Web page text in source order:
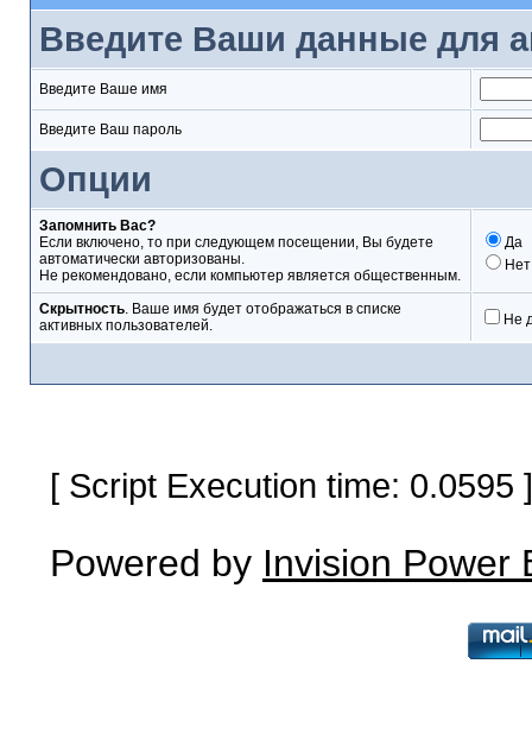
Введите Ваши данные для
Введите Ваше имя
Введите Ваш пароль
Опции
Запомнить Вас?
Если включено, то при следующем посещении, Вы будете
автоматически авторизованы.
Не рекомендовано, если компьютер является общественным.
Да
Нет
Скрытность. Ваше имя будет отображаться в списке
активных пользователей.
Не
[ Script Execution time:
Powered by Invision Power